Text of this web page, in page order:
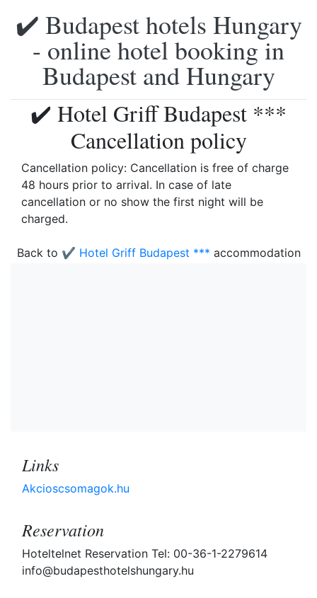
✔️ Budapest hotels Hungary
- online hotel booking in
Budapest and Hungary
✔️ Hotel Griff Budapest ***
Cancellation policy
Cancellation policy: Cancellation is free of charge
48 hours prior to arrival. In case of late
cancellation or no show the first night will be
charged.
Back to ✔️ Hotel Griff Budapest *** accommodation
Links
Akcioscsomagok.hu
Reservation
Hoteltelnet Reservation Tel: 00-36-1-2279614
info@budapesthotelshungary.hu